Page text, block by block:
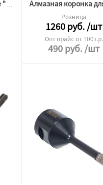
Розница
1260руб./шт
Опт прайс от 100т.р.
490руб./шт